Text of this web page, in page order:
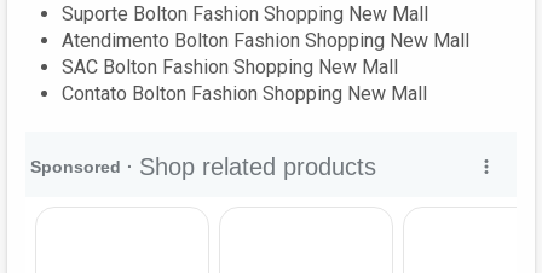
Suporte Bolton Fashion Shopping New Mall
Atendimento Bolton Fashion Shopping New Mall
SAC Bolton Fashion Shopping New Mall
Contato Bolton Fashion Shopping New Mall